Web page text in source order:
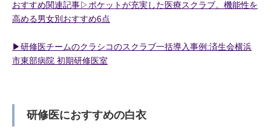
おすすめ関連記事▷ポケットが充実した医療スクラブ。機能性を
高める男女別おすすめ6点
▶︎研修医チームのクラシコのスクラブ一括導入事例:済生会横浜
市東部病院 初期研修医室
研修医におすすめの白衣